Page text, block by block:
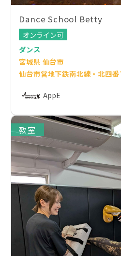
Dance School Betty
オンライン可
ダンス
宮城県 仙台市
仙台市営地下鉄南北線・北四番
AppE
教室